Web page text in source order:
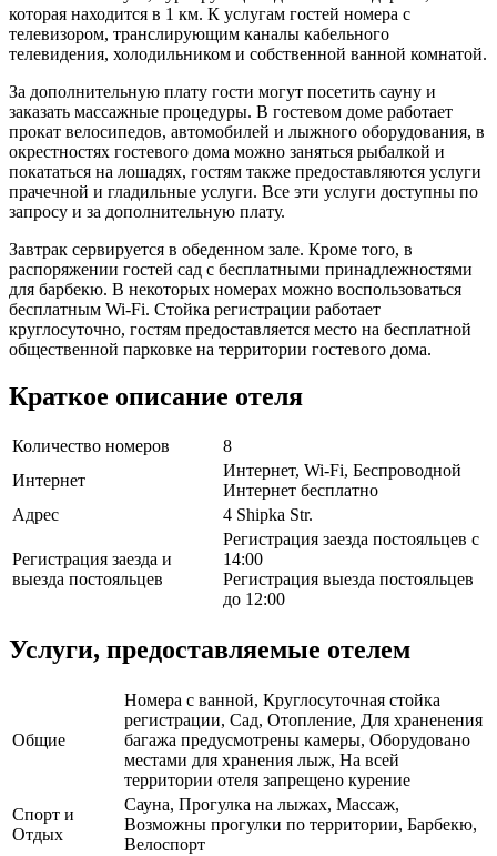
которая находится в 1 км. К услугам гостей номера с
телевизором, транслирующим каналы кабельного
телевидения, холодильником и собственной ванной комнатой.
За дополнительную плату гости могут посетить сауну и
заказать массажные процедуры. В гостевом доме работает
прокат велосипедов, автомобилей и лыжного оборудования, в
окрестностях гостевого дома можно заняться рыбалкой и
покататься на лошадях, гостям также предоставляются услуги
прачечной и гладильные услуги. Все эти услуги доступны по
запросу и за дополнительную плату.
Завтрак сервируется в обеденном зале. Кроме того, в
распоряжении гостей сад с бесплатными принадлежностями
для барбекю. В некоторых номерах можно воспользоваться
бесплатным Wi-Fi. Стойка регистрации работает
круглосуточно, гостям предоставляется место на бесплатной
общественной парковке на территории гостевого дома.
Краткое описание отеля
Количество номеров
8
Интернет
Интернет, Wi-Fi, Беспроводной
Интернет бесплатно
Адрес
4 Shipka Str.
Регистрация заезда и
выезда постояльцев
Регистрация заезда постояльцев с
14:00
Регистрация выезда постояльцев
до 12:00
Услуги, предоставляемые отелем
Общие
Номера с ванной, Круглосуточная стойка
регистрации, Сад, Отопление, Для храненения
багажа предусмотрены камеры, Оборудовано
местами для хранения лыж, На всей
территории отеля запрещено курение
Спорт и
Отдых
Сауна, Прогулка на лыжах, Массаж,
Возможны прогулки по территории, Барбекю,
Велоспорт